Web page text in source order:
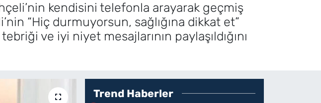
kendisini telefonla arayarak geçmiş
“Hiç durmuyorsun, sağlığına dikkat et”
ve iyi niyet mesajlarının paylaşıldığını
Trend Haberler